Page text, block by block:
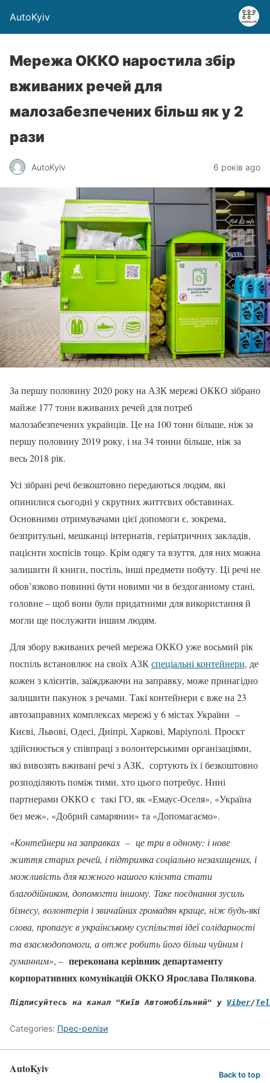
AutoKyiv
Мережа ОККО наростила збір
вживаних речей для
малозабезпечених більш як у 2
рази
AutoKyiv 6 років ago
За першу половину 2020 року на АЗК мережі ОККО зібрано
майже 177 тонн вживаних речей для потреб
малозабезпечених українців. Це на 100 тонн більше, ніж за
першу половину 2019 року, і на 34 тонни більше, ніж за
весь 2018 рік.
Усі зібрані речі безкоштовно передаються людям, які
опинилися сьогодні у скрутних життєвих обставинах.
Основними отримувачами цієї допомоги є, зокрема,
безпритульні, мешканці інтернатів, геріатричних закладів,
пацієнти хоспісів тощо. Крім одягу та взуття, для них можна
залишити й книги, постіль, інші предмети побуту. Ці речі не
обов’язково повинні бути новими чи в бездоганному стані,
головне – щоб вони були придатними для використання й
могли ще послужити іншим людям.
Для збору вживаних речей мережа ОККО уже восьмий рік
поспіль встановлює на своїх АЗКспеціальні контейнери, де
кожен з клієнтів, заїжджаючи на заправку, може принагідно
залишити пакунок з речами. Такі контейнери є вже на 23
автозаправних комплексах мережі у 6 містах України –
Києві, Львові, Одесі, Дніпрі, Харкові, Маріуполі. Проєкт
здійснюється у співпраці з волонтерськими організаціями,
які вивозять вживані речі з АЗК, сортують їх і безкоштовно
розподіляють поміж тими, хто цього потребує. Нині
партнерами ОККО є такі ГО, як «Емаус-Оселя», «Україна
без меж», «Добрий самарянин» та «Допомагаємо».
«Контейнери на заправках – це три в одному: і нове
життя старих речей, і підтримка соціально незахищених, і
можливість для кожного нашого клієнта стати
благодійником, допомогти іншому. Таке поєднання зусиль
бізнесу, волонтерів і звичайних громадян краще, ніж будь-які
слова, пропагує в українському суспільстві ідеї солідарності
та взаємодопомоги, а отже робить його більш чуйним і
гуманним», – переконана керівник департаменту
корпоративних комунікацій ОККО Ярослава Полякова.
Підписуйтесь на канал "Київ Автомобільний" у Viber/
Categories: Прес-релізи
AutoKyiv Back to top